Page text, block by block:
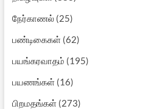
நேர்காணல்(25)
பண்டிகைகள்(62)
பயங்கரவாதம் (195)
பயணங்கள்(16)
பிறமதங்கள்(273)